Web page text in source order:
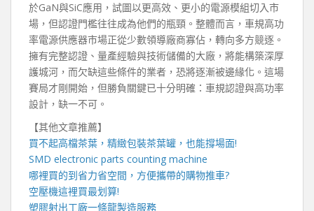
於GaN與SiC應用，試圖以更高效、更小的電源模組切入市
場，但認證門檻往往成為他們的瓶頸。整體而言，車規高功
率電源供應器市場正從少數領導廠商寡佔，轉向多方競逐。
擁有完整認證、量產經驗與技術儲備的大廠，將能構築深厚
護城河，而欠缺這些條件的業者，恐將逐漸被邊緣化。這場
賽局才剛開始，但勝負關鍵已十分明確：車規認證與高功率
設計，缺一不可。
【其他文章推薦】
買不起高檔茶葉，精緻包裝茶葉罐 ，也能撐場面!
SMD electronic parts counting machine
哪裡買的到省力省空間，方便攜帶的購物推車?
空壓機這裡買最划算!
塑膠射出工廠一條龍製造服務